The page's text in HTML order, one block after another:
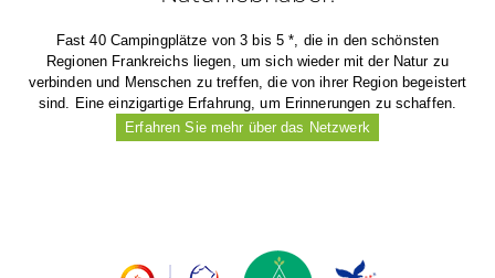
Fast 40 Campingplätze von 3 bis 5 *, die in den schönsten
Regionen Frankreichs liegen, um sich wieder mit der Natur zu
verbinden und Menschen zu treffen, die von ihrer Region begeistert
sind. Eine einzigartige Erfahrung, um Erinnerungen zu schaffen.
Erfahren Sie mehr über das Netzwerk